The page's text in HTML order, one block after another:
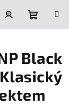
PřihlášeníNákupní
košík
Black